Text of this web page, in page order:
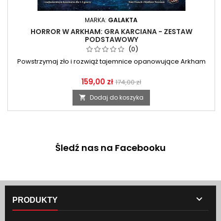
MARKA: GALAKTA
HORROR W ARKHAM: GRA KARCIANA - ZESTAW
PODSTAWOWY
(0)
Powstrzymaj zło i rozwiąż tajemnice opanowujące Arkham
159,00 zł 174,00 zł
 Dodaj do koszyka
Śledź nas na Facebooku
PRODUKTY 